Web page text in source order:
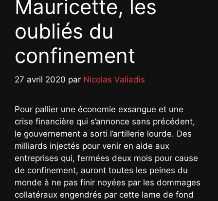
Mauricette, les
oubliés du
confinement
27 avril 2020 par Nicolas Valiadis
Pour pallier une économie exsangue et une
crise financière qui s’annonce sans précédent,
le gouvernement a sorti l’artillerie lourde. Des
milliards injectés pour venir en aide aux
entreprises qui, fermées deux mois pour cause
de confinement, auront toutes les peines du
monde à ne pas finir noyées par les dommages
collatéraux engendrés par cette lame de fond